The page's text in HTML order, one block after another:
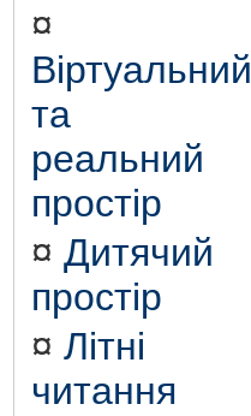
¤
Віртуальний
та
реальний
простір
¤ Дитячий
простір
¤ Літні
читання